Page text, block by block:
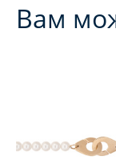
Вам